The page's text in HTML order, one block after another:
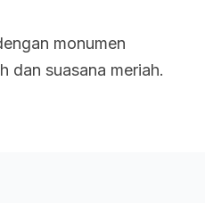
monumen
dan suasana meriah.